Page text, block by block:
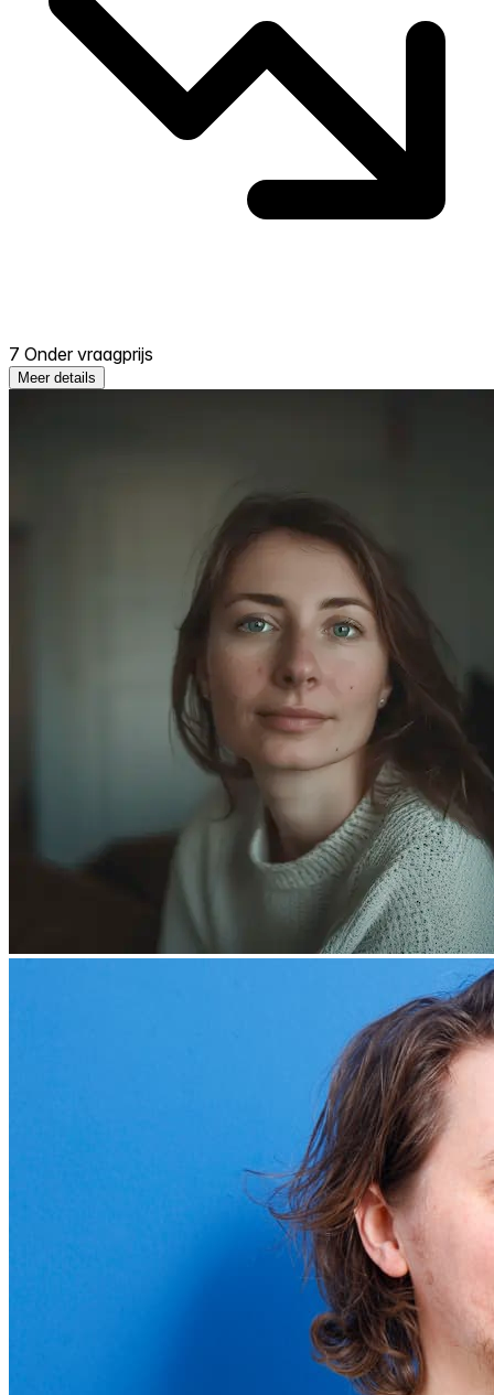
7 Onder vraagprijs
Meer details